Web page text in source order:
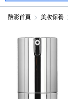
酷澎首頁 美妝保養